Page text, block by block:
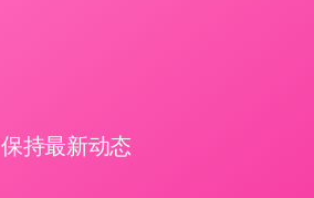
保持最新动态